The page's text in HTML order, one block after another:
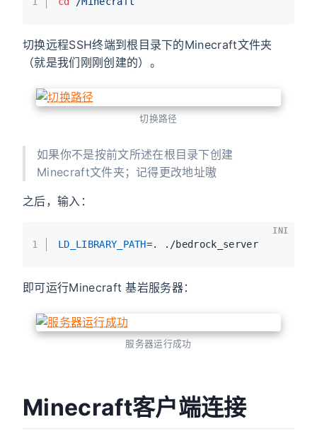
切换远程SSH终端到根目录下的Minecraft文件夹
（就是我们刚刚创建的）。
切换路径
如果你不是按前文所述在根目录下创建
Minecraft文件夹；记得更改地址嗷
之后，输入：
1 LD_LIBRARY_PATH=. ./bedrock_server
INI
即可运行Minecraft 基岩服务器：
服务器运行成功
Minecraft客户端连接